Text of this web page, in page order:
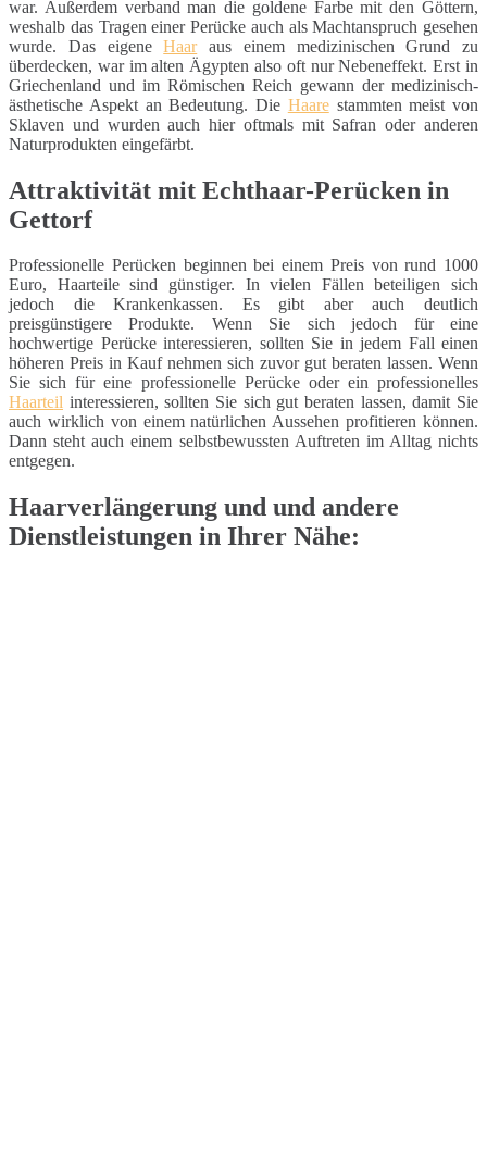
war. Außerdem verband man die goldene Farbe mit den Göttern,
weshalb das Tragen einer Perücke auch als Machtanspruch gesehen
wurde. Das eigeneHaaraus einem medizinischen Grund zu
überdecken, war im alten Ägypten also oft nur Nebeneffekt. Erst in
Griechenland und im Römischen Reich gewann der medizinisch-
ästhetische Aspekt an Bedeutung. Die Haarestammten meist von
Sklaven und wurden auch hier oftmals mit Safran oder anderen
Naturprodukten eingefärbt.
Attraktivität mit Echthaar-Perücken in
Gettorf
Professionelle Perücken beginnen bei einem Preis von rund 1000
Euro, Haarteile sind günstiger. In vielen Fällen beteiligen sich
jedoch die Krankenkassen. Es gibt aber auch deutlich
preisgünstigere Produkte. Wenn Sie sich jedoch für eine
hochwertige Perücke interessieren, sollten Sie in jedem Fall einen
höheren Preis in Kauf nehmen sich zuvor gut beraten lassen. Wenn
Sie sich für eine professionelle Perücke oder ein professionelles
Haarteil interessieren, sollten Sie sich gut beraten lassen, damit Sie
auch wirklich von einem natürlichen Aussehen profitieren können.
Dann steht auch einem selbstbewussten Auftreten im Alltag nichts
entgegen.
Haarverlängerung und und andere
Dienstleistungen in Ihrer Nähe: